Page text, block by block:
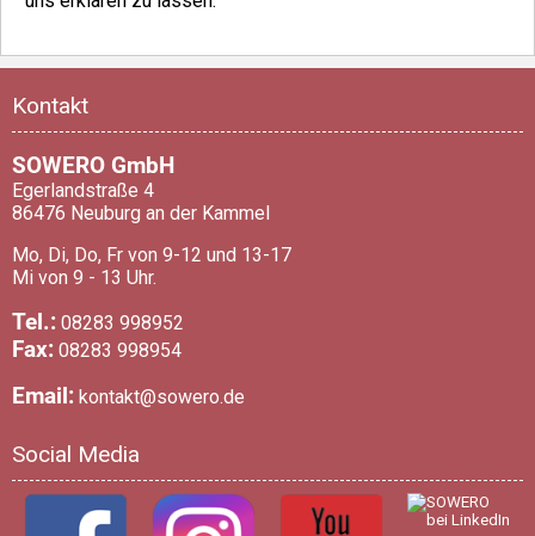
Kontakt
SOWERO GmbH
Egerlandstraße 4
86476 Neuburg an der Kammel
Mo, Di, Do, Fr von 9-12 und 13-17
Mi von 9 - 13 Uhr.
Tel.: 08283 998952
Fax: 08283 998954
Email: kontakt@sowero.de
Social Media